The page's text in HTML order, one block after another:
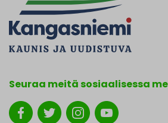
Seuraa meitä sosiaalisessa